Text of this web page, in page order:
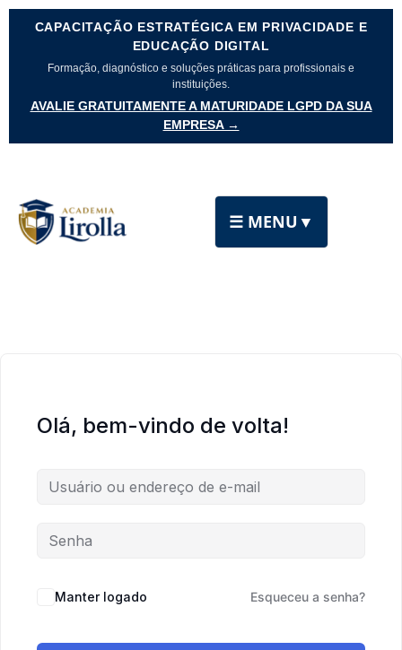
CAPACITAÇÃO ESTRATÉGICA EM PRIVACIDADE E
EDUCAÇÃO DIGITAL
Formação, diagnóstico e soluções práticas para profissionais e
instituições.
AVALIE GRATUITAMENTE A MATURIDADE LGPD DA SUA
EMPRESA →
☰ MENU ▼
Olá, bem-vindo de volta!
Manter logado Esqueceu a senha?